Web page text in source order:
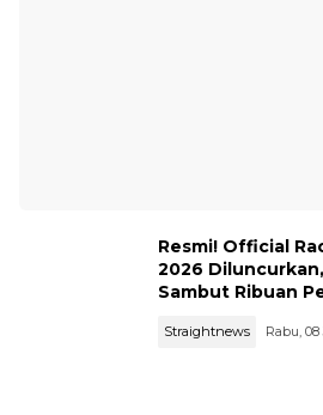
Resmi! Official
2026
Sambut Ribuan
Straightnews Rabu,